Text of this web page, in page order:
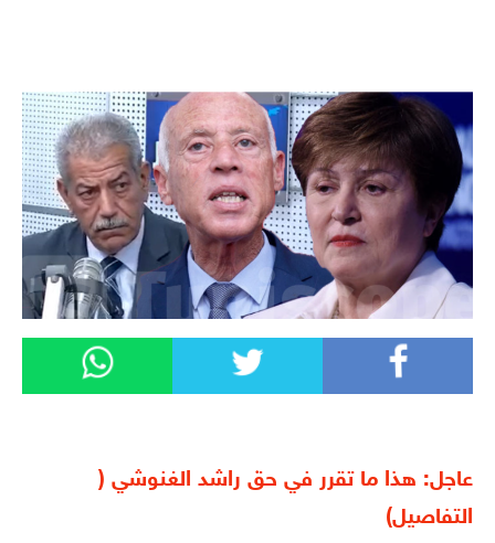
عاجل: هذا ما تقرر في حق راشد الغنوشي (
التفاصيل)